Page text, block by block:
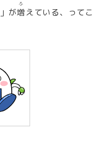
」が増
ふ
えている、ってこ